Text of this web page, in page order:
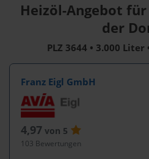
Heizöl-Angebot
der
PLZ 3644 • 3.000
Franz Eigl GmbH
4,97von 5
103 Bewertungen